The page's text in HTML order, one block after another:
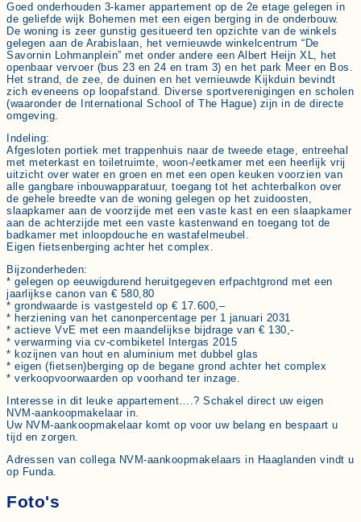
Goed onderhouden 3-kamer appartement op de 2e etage gelegen in
de geliefde wijk Bohemen met een eigen berging in de onderbouw.
De woning is zeer gunstig gesitueerd ten opzichte van de winkels
gelegen aan de Arabislaan, het vernieuwde winkelcentrum “De
Savornin Lohmanplein” met onder andere een Albert Heijn XL, het
openbaar vervoer (bus 23 en 24 en tram 3) en het park Meer en Bos.
Het strand, de zee, de duinen en het vernieuwde Kijkduin bevindt
zich eveneens op loopafstand. Diverse sportverenigingen en scholen
(waaronder de International School of The Hague) zijn in de directe
omgeving.
Indeling:
Afgesloten portiek met trappenhuis naar de tweede etage, entreehal
met meterkast en toiletruimte, woon-/eetkamer met een heerlijk vrij
uitzicht over water en groen en met een open keuken voorzien van
alle gangbare inbouwapparatuur, toegang tot het achterbalkon over
de gehele breedte van de woning gelegen op het zuidoosten,
slaapkamer aan de voorzijde met een vaste kast en een slaapkamer
aan de achterzijde met een vaste kastenwand en toegang tot de
badkamer met inloopdouche en wastafelmeubel.
Eigen fietsenberging achter het complex.
Bijzonderheden:
* gelegen op eeuwigdurend heruitgegeven erfpachtgrond met een
jaarlijkse canon van € 580,80
* grondwaarde is vastgesteld op € 17.600,–
* herziening van het canonpercentage per 1 januari 2031
* actieve VvE met een maandelijkse bijdrage van € 130,-
* verwarming via cv-combiketel Intergas 2015
* kozijnen van hout en aluminium met dubbel glas
* eigen (fietsen)berging op de begane grond achter het complex
* verkoopvoorwaarden op voorhand ter inzage.
Interesse in dit leuke appartement….? Schakel direct uw eigen
NVM-aankoopmakelaar in.
Uw NVM-aankoopmakelaar komt op voor uw belang en bespaart u
tijd en zorgen.
Adressen van collega NVM-aankoopmakelaars in Haaglanden vindt u
op Funda.
Foto's